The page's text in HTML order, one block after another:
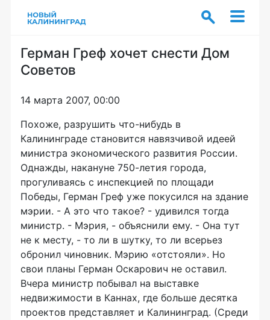
Герман Греф хочет снести Дом
Советов
14 марта 2007, 00:00
Похоже, разрушить что-нибудь в
Калининграде становится навязчивой идеей
министра экономического развития России.
Однажды, накануне 750-летия города,
прогуливаясь с инспекцией по площади
Победы, Герман Греф уже покусился на здание
мэрии. - А это что такое? - удивился тогда
министр. - Мэрия, - объяснили ему. - Она тут
не к месту, - то ли в шутку, то ли всерьез
обронил чиновник. Мэрию «отстояли». Но
свои планы Герман Оскарович не оставил.
Вчера министр побывал на выставке
недвижимости в Каннах, где больше десятка
проектов представляет и Калининград. (Среди